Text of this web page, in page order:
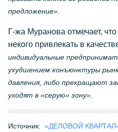
предложение».
Г-жа Муранова отмечает,
некого привлекать в
индивидуальные
ухудшением конъюнктуры
давления, либо прекращают
уходят в «серую» зону».
Источник: «ДЕЛОВОЙ